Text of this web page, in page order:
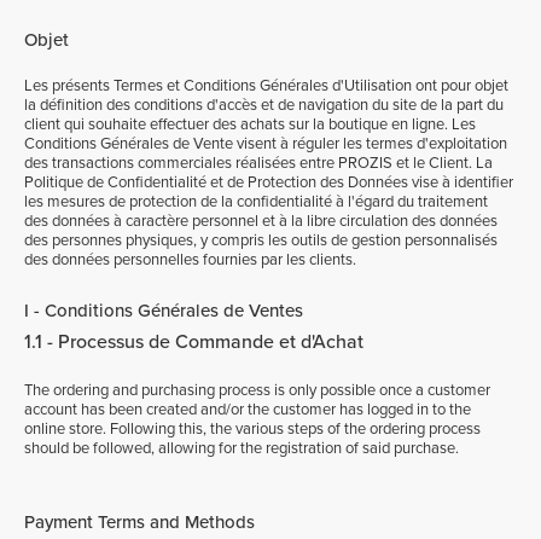
Objet
Les présents Termes et Conditions Générales d'Utilisation ont pour objet
la définition des conditions d'accès et de navigation du site de la part du
client qui souhaite effectuer des achats sur la boutique en ligne. Les
Conditions Générales de Vente visent à réguler les termes d'exploitation
des transactions commerciales réalisées entre PROZIS et le Client. La
Politique de Confidentialité et de Protection des Données vise à identifier
les mesures de protection de la confidentialité à l'égard du traitement
des données à caractère personnel et à la libre circulation des données
des personnes physiques, y compris les outils de gestion personnalisés
des données personnelles fournies par les clients.
I - Conditions Générales de Ventes
1.1 - Processus de Commande et d'Achat
The ordering and purchasing process is only possible once a customer
account has been created and/or the customer has logged in to the
online store. Following this, the various steps of the ordering process
should be followed, allowing for the registration of said purchase.
Payment Terms and Methods